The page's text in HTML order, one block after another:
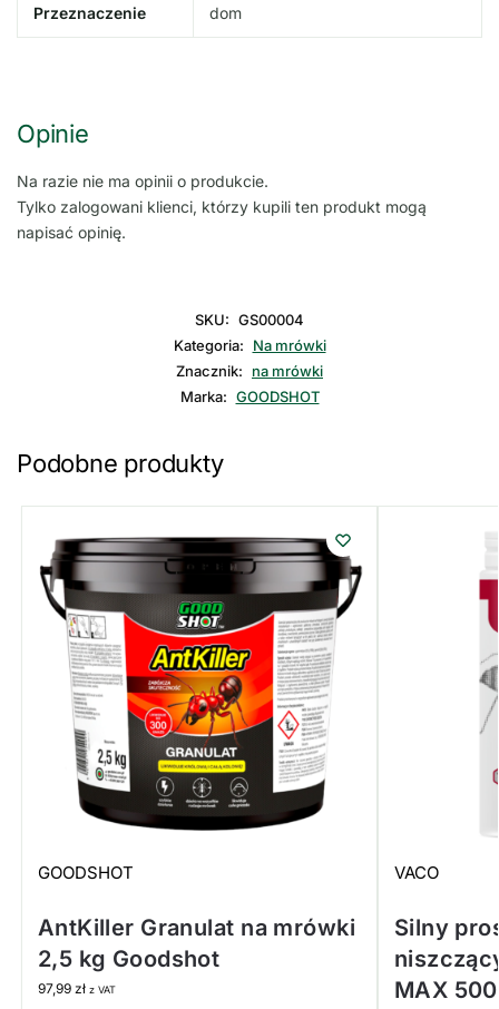
Przeznaczenie dom
Opinie
Na razie nie ma opinii o produkcie.
Tylko zalogowani klienci, którzy kupili ten produkt mogą
napisać opinię.
SKU: GS00004
Kategoria:
Na mrówki
Znacznik:
na mrówki
Marka: GOODSHOT
Podobne produkty
GOODSHOT
AntKiller Granulat na mrówki
2,5 kg Goodshot
97,99 zł z VAT
VACO
Silny
MAX